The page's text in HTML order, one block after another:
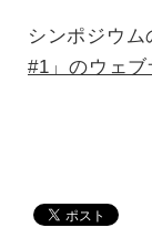
シンポジウム
#1」のウェブ